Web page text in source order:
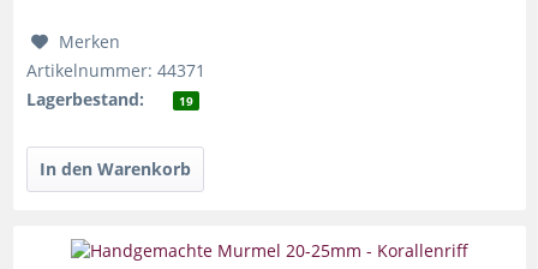
Merken
Artikelnummer: 44371
Lagerbestand:
19